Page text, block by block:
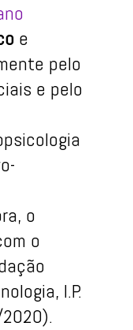
e
pelo
e pelo
o
o
I.P.
2020).